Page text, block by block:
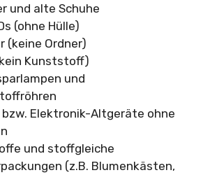
und alte Schuhe
(ohne Hülle)
(keine Ordner)
Kunststoff)
und
Elektronik-Altgeräte ohne
und stoffgleiche
(z.B. Blumenkästen,